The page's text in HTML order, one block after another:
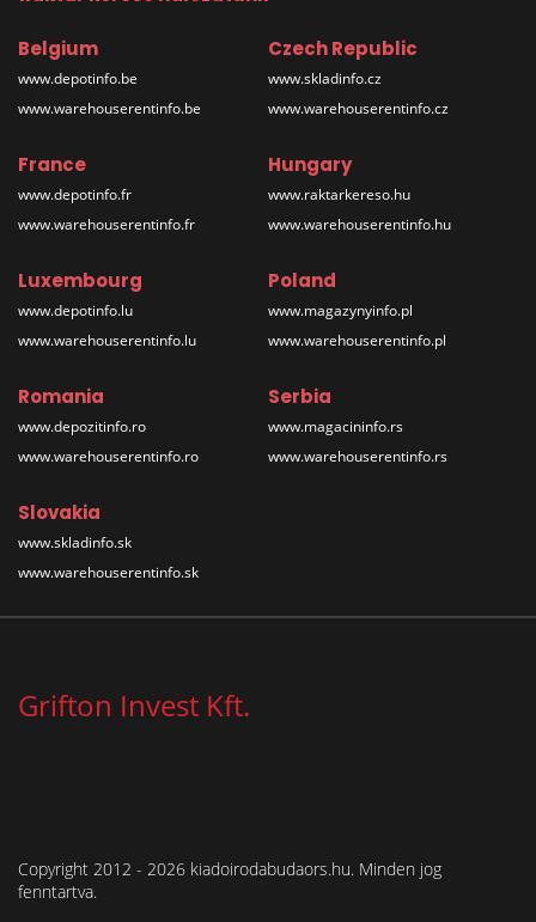
Belgium
www.depotinfo.be
www.warehouserentinfo.be
Czech Republic
www.skladinfo.cz
www.warehouserentinfo.cz
France
www.depotinfo.fr
www.warehouserentinfo.fr
Hungary
www.raktarkereso.hu
www.warehouserentinfo.hu
Luxembourg
www.depotinfo.lu
www.warehouserentinfo.lu
Poland
www.magazynyinfo.pl
www.warehouserentinfo.pl
Romania
www.depozitinfo.ro
www.warehouserentinfo.ro
Serbia
www.magacininfo.rs
www.warehouserentinfo.rs
Slovakia
www.skladinfo.sk
www.warehouserentinfo.sk
Grifton Invest Kft.
Copyright 2012 - 2026 kiadoirodabudaors.hu. Minden jog
fenntartva.